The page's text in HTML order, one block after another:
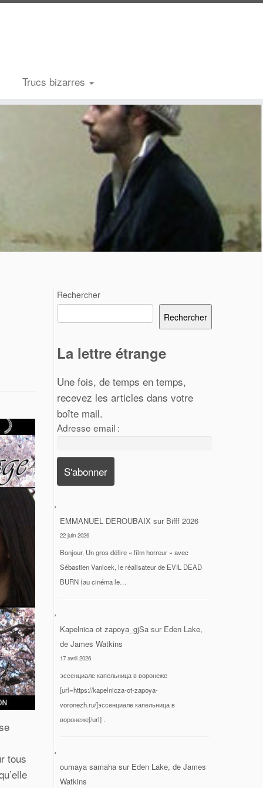
Trucs bizarres
tous
Rechercher
Rechercher
La lettre étrange
Une fois, de temps en temps,
recevez les articles dans votre
boîte mail.
Adresse email :
EMMANUEL DEROUBAIX sur Bifff 2026
22 juin 2026
Bonjour, Un gros délire « film horreur » avec
Sébastien Vanicek, le réalisateur de EVIL DEAD
BURN (au cinéma le…
Kapelnica ot zapoya_gjSa sur Eden Lake,
de James Watkins
17 avril 2026
эссенциале капельница в воронеже
[url=https://kapelnicza-ot-zapoya-
voronezh.ru/]эссенциале капельница в
воронеже[/url] .
oumaya samaha sur Eden Lake, de James
Watkins